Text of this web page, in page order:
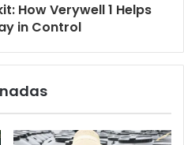
How Verywell 1 Helps
in Control